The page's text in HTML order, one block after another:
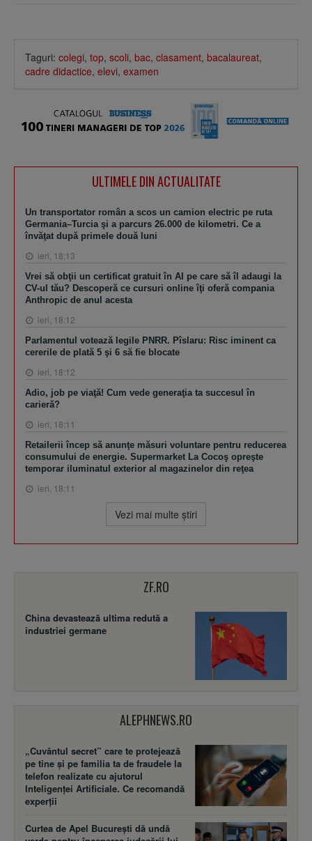
Taguri: colegi, top, scoli, bac, clasament, bacalaureat,
cadre didactice, elevi, examen
ULTIMELE DIN ACTUALITATE
Un transportator român a scos un camion electric pe ruta
Germania–Turcia şi a parcurs 26.000 de kilometri. Ce a
învăţat după primele două luni
ieri, 18:13
Vrei să obţii un certificat gratuit în AI pe care să îl adaugi la
CV-ul tău? Descoperă ce cursuri online îţi oferă compania
Anthropic de anul acesta
ieri, 18:12
Parlamentul votează legile PNRR. Pîslaru: Risc iminent ca
cererile de plată 5 şi 6 să fie blocate
ieri, 18:12
Adio, job pe viaţă! Cum vede generaţia ta succesul în
carieră?
ieri, 18:11
Retailerii încep să anunţe măsuri voluntare pentru reducerea
consumului de energie. Supermarket La Cocoş opreşte
temporar iluminatul exterior al magazinelor din reţea
ieri, 18:11
Vezi mai multe ştiri
ZF.RO
China devastează ultima redută a
industriei germane
ALEPHNEWS.RO
„Cuvântul secret” care te protejează
pe tine și pe familia ta de fraudele la
telefon realizate cu ajutorul
Inteligenței Artificiale. Ce recomandă
experții
Curtea de Apel București dă undă